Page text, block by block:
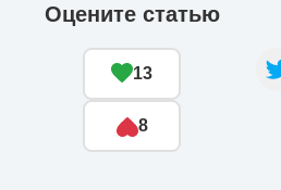
Оцените статью
13
8